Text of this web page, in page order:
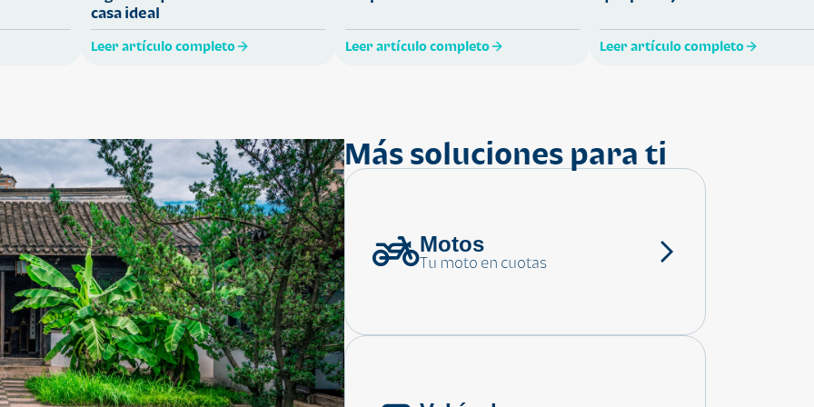
casa ideal
Leer artículo completo Leer artículo completo Leer artículo completo
Más soluciones para ti
Motos
Tu moto en cuotas